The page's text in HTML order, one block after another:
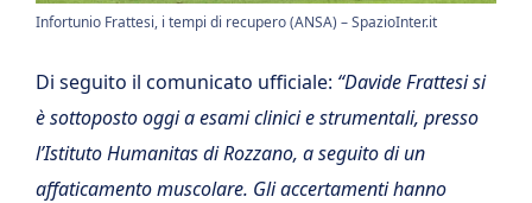
Infortunio Frattesi, i tempi di recupero (ANSA) – SpazioInter.it
Di seguito il comunicato ufficiale: “Davide Frattesi si
è sottoposto oggi a esami clinici e strumentali, presso
l’Istituto Humanitas di Rozzano, a seguito di un
affaticamento muscolare. Gli accertamenti hanno